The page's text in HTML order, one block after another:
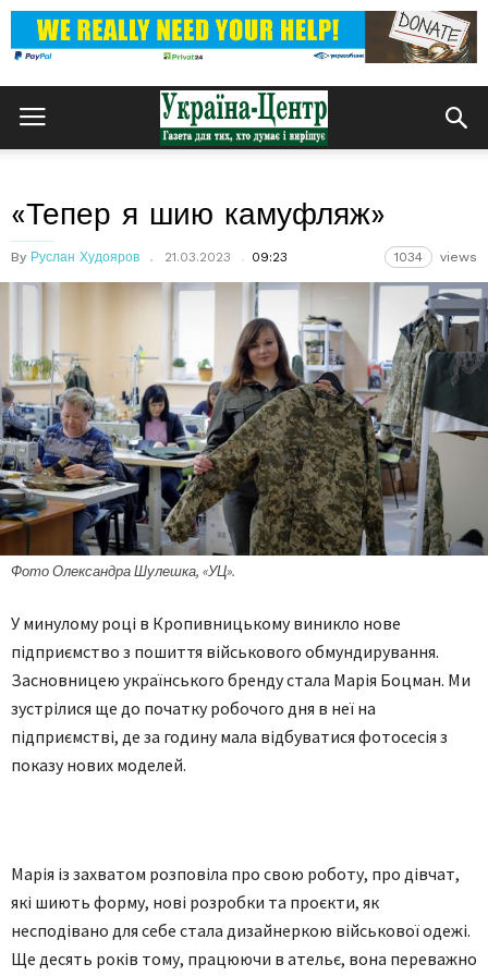
«Тепер я шию камуфляж»
By Руслан Худояров 21.03.2023 09:23 1034 views
Фото Олександра Шулешка, «УЦ».
У минулому році в Кропивницькому виникло нове
підприємство з пошиття військового обмундирування.
Засновницею українського бренду стала Марія Боцман. Ми
зустрілися ще до початку робочого дня в неї на
підприємстві, де за годину мала відбуватися фотосесія з
показу нових моделей.
Марія із захватом розповіла про свою роботу, про дівчат,
які шиють форму, нові розробки та проєкти, як
несподівано для себе стала дизайнеркою військової одежі.
Ще десять років тому, працюючи в ательє, вона переважно